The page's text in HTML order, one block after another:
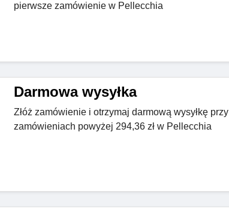
pierwsze zamówienie w Pellecchia
Darmowa wysyłka
Złóż zamówienie i otrzymaj darmową wysyłkę przy
zamówieniach powyżej 294,36 zł w Pellecchia